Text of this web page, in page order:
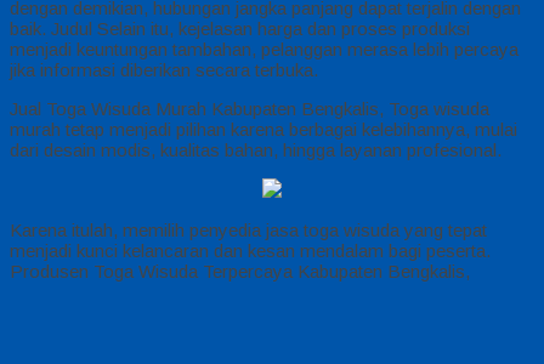
dengan demikian, hubungan jangka panjang dapat terjalin dengan
baik. Judul Selain itu, kejelasan harga dan proses produksi
menjadi keuntungan tambahan, pelanggan merasa lebih percaya
jika informasi diberikan secara terbuka.
Jual Toga Wisuda Murah Kabupaten Bengkalis, Toga wisuda
murah tetap menjadi pilihan karena berbagai kelebihannya, mulai
dari desain modis, kualitas bahan, hingga layanan profesional.
Karena itulah, memilih penyedia jasa toga wisuda yang tepat
menjadi kunci kelancaran dan kesan mendalam bagi peserta.
Produsen Toga Wisuda Terpercaya Kabupaten Bengkalis,